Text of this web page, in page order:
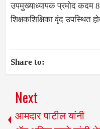
उपमुख्याध्यापक प्रमोद कदम
शिक्षकशिक्षिका वृंद उपस्थित
Share to:
Next
आमदार पाटील यांनी